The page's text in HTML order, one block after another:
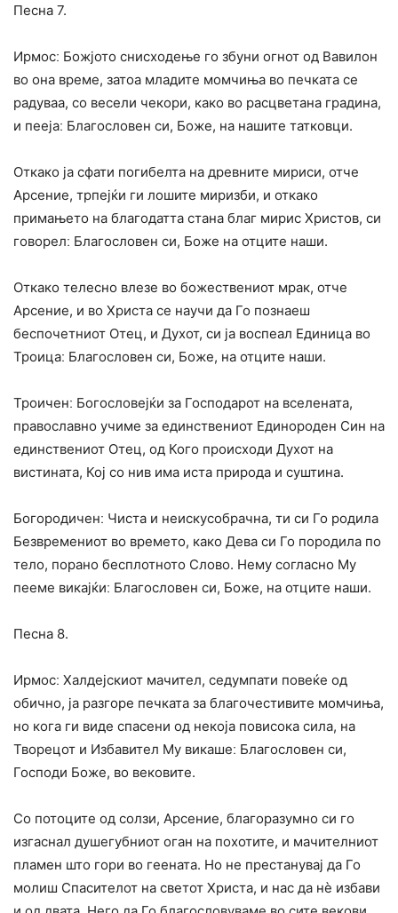
Песна 7.
Ирмосː Божјото снисходење го збуни огнот од Вавилон
во она време, затоа младите момчиња во печката се
радуваа, со весели чекори, како во расцветана градина,
и пеејаː Благословен си, Боже, на нашите татковци.
Откако ја сфати погибелта на древните мириси, отче
Арсение, трпејќи ги лошите миризби, и откако
примањето на благодатта стана благ мирис Христов, си
говорелː Благословен си, Боже на отците наши.
Откако телесно влезе во божествениот мрак, отче
Арсение, и во Христа се научи да Го познаеш
беспочетниот Отец, и Духот, си ја воспеал Единица во
Троицаː Благословен си, Боже, на отците наши.
Троиченː Богословејќи за Господарот на вселената,
православно учиме за единствениот Единороден Син на
единствениот Отец, од Кого происходи Духот на
вистината, Кој со нив има иста природа и суштина.
Богородиченː Чиста и неискусобрачна, ти си Го родила
Безвремениот во времето, како Дева си Го породила по
тело, порано бесплотното Слово. Нему согласно Му
пееме викајќиː Благословен си, Боже, на отците наши.
Песна 8.
Ирмосː Халдејскиот мачител, седумпати повеќе од
обично, ја разгоре печката за благочестивите момчиња,
но кога ги виде спасени од некоја повисока сила, на
Творецот и Избавител Му викашеː Благословен си,
Господи Боже, во вековите.
Со потоците од солзи, Арсение, благоразумно си го
изгаснал душегубниот оган на похотите, и мачителниот
пламен што гори во геената. Но не престанувај да Го
молиш Спасителот на светот Христа, и нас да нѐ избави